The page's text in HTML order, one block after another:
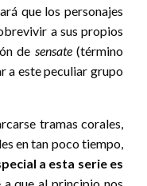
que los personajes
a sus propios
de sensate(término
a este peculiar grupo
tramas corales,
en tan poco tiempo,
a esta serie es